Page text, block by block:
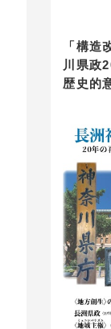
「構
川県政
歴史的